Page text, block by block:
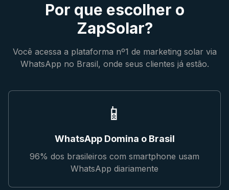
Por que escolher o
ZapSolar?
Você acessa a plataforma nº1 de marketing solar via
WhatsApp no Brasil, onde seus clientes já estão.
📱
WhatsApp Domina o Brasil
96% dos brasileiros com smartphone usam
WhatsApp diariamente